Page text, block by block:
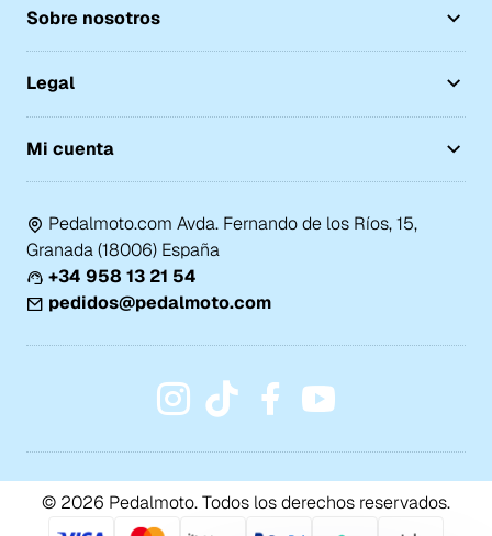
Sobre nosotros
Legal
Mi cuenta
Pedalmoto.com Avda. Fernando de los Ríos, 15,
Granada (18006) España
+34 958 13 21 54
pedidos@pedalmoto.com
© 2026 Pedalmoto. Todos los derechos reservados.